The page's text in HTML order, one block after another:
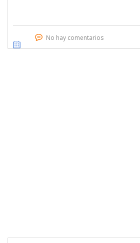
No hay comentarios